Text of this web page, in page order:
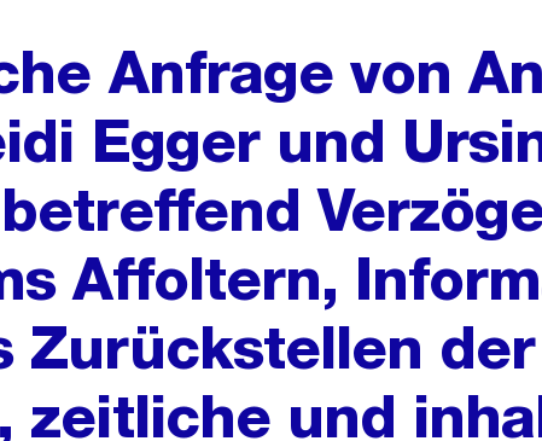
Anfrage von
Egger und
Affoltern,
Zurückstellen der
zeitliche und